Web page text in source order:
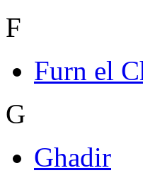
F
Furn el
G
Ghadir